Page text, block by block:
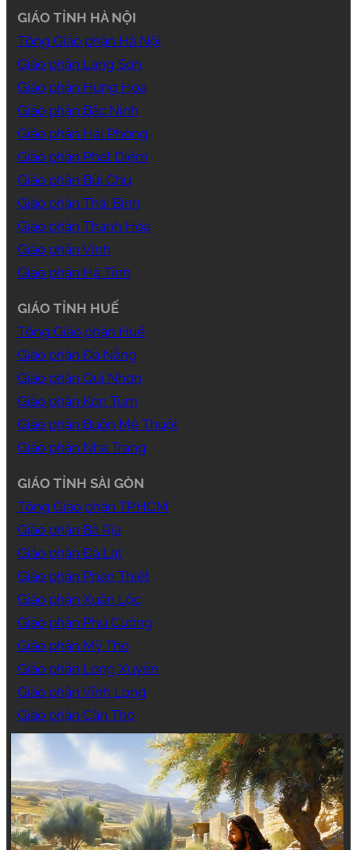
GIÁO TỈNH HÀ NỘI
Tổng Giáo phận Hà Nội
Giáo phận Lạng Sơn
Giáo phận Hưng Hóa
Giáo phận Bắc Ninh
Giáo phận Hải Phòng
Giáo phận Phát Diệm
Giáo phận Bùi Chu
Giáo phận Thái Bình
Giáo phận Thanh Hóa
Giáo phận Vinh
Giáo phận Hà Tĩnh
GIÁO TỈNH HUẾ
Tổng Giáo phận Huế
Giáo phận Đà Nẵng
Giáo phận Qui Nhơn
Giáo phận Kon Tum
Giáo phận Buôn Mê Thuột
Giáo phận Nha Trang
GIÁO TỈNH SÀI GÒN
Tổng Giáo phận TP.HCM
Giáo phận Bà Rịa
Giáo phận Đà Lạt
Giáo phận Phan Thiết
Giáo phận Xuân Lộc
Giáo phận Phú Cường
Giáo phận Mỹ Tho
Giáo phận Long Xuyên
Giáo phận Vĩnh Long
Giáo phận Cần Thơ